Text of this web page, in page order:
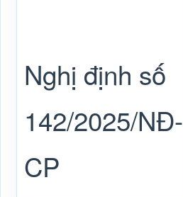
Nghị định số
142/2025/NĐ-
CP